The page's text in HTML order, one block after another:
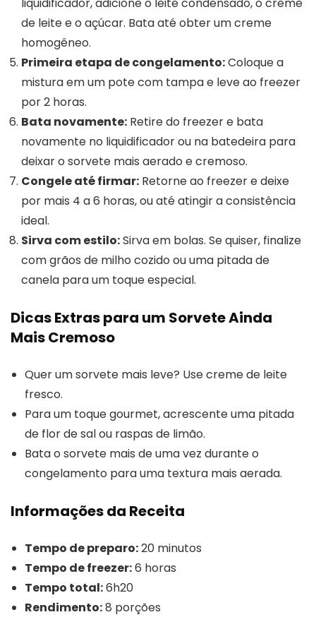
liquidificador, adicione o leite condensado, o creme
de leite e o açúcar. Bata até obter um creme
homogêneo.
Primeira etapa de congelamento:Coloque a
mistura em um pote com tampa e leve ao freezer
por 2 horas.
Bata novamente: Retire do freezer e bata
novamente no liquidificador ou na batedeira para
deixar o sorvete mais aerado e cremoso.
Congele até firmar: Retorne ao freezer e deixe
por mais 4 a 6 horas, ou até atingir a consistência
ideal.
Sirva com estilo:Sirva em bolas. Se quiser, finalize
com grãos de milho cozido ou uma pitada de
canela para um toque especial.
Dicas Extras para um Sorvete Ainda
Mais Cremoso
Quer um sorvete mais leve? Use creme de leite
fresco.
Para um toque gourmet, acrescente uma pitada
de flor de sal ou raspas de limão.
Bata o sorvete mais de uma vez durante o
congelamento para uma textura mais aerada.
Informações da Receita
Tempo de preparo:20 minutos
Tempo de freezer:6 horas
Tempo total:6h20
Rendimento:8 porções